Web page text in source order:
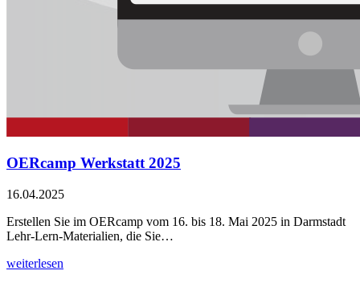
OERcamp Werkstatt 2025
16.04.2025
Erstellen Sie im OERcamp vom 16. bis 18. Mai 2025 in Darmstadt
Lehr-Lern-Materialien, die Sie…
weiterlesen